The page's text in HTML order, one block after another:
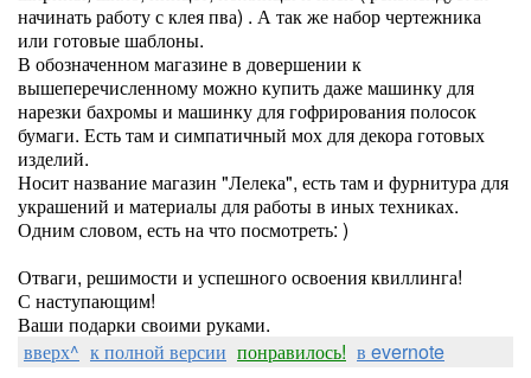
начинать работу с клея пва) . А так же набор чертежника
или готовые шаблоны.
В обозначенном магазине в довершении к
вышеперечисленному можно купить даже машинку для
нарезки бахромы и машинку для гофрирования полосок
бумаги. Есть там и симпатичный мох для декора готовых
изделий.
Носит название магазин "Лелека", есть там и фурнитура для
украшений и материалы для работы в иных техниках.
Одним словом, есть на что посмотреть: )
Отваги, решимости и успешного освоения квиллинга!
С наступающим!
Ваши подарки своими руками.
вверх^ к полной версии понравилось! в evernote